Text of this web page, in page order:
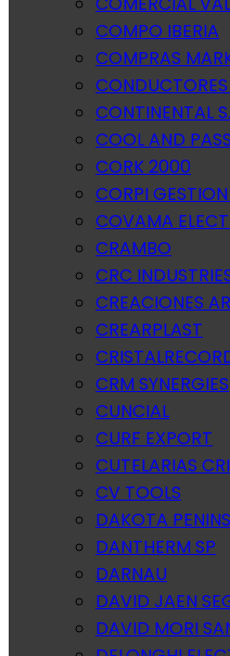
COMPO IBERIA
COMPRAS
CONTINENTAL
COOL AND
CORK 2000
CORPI GESTION
COVAMA
CRAMBO
CRC
CREACIONES
CREARPLAST
CRM SYNERGIES
CUNCIAL
CURF EXPORT
CUTELARIAS
CV TOOLS
DAKOTA
DANTHERM SP
DARNAU
DAVID JAEN
DAVID MORI